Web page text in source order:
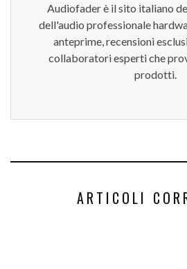
Audiofader è il sito italiano
dell'audio professionale
anteprime, recensioni
collaboratori esperti che
prodotti.
ARTICOLI